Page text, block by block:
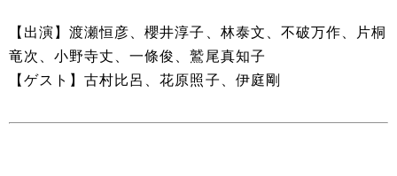
【出演】渡瀬恒彦、櫻井淳子、林泰文、不破万作、片桐
竜次、小野寺丈、一條俊、鷲尾真知子
【ゲスト】古村比呂、花原照子、伊庭剛